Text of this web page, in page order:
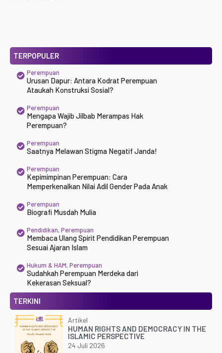
TERPOPULER
Perempuan
Urusan Dapur: Antara Kodrat Perempuan
Ataukah Konstruksi Sosial?
Perempuan
Mengapa Wajib Jilbab Merampas Hak
Perempuan?
Perempuan
Saatnya Melawan Stigma Negatif Janda!
Perempuan
Kepimimpinan Perempuan: Cara
Memperkenalkan Nilai Adil Gender Pada Anak
Perempuan
Biografi Musdah Mulia
Pendidikan,Perempuan
Membaca Ulang Spirit Pendidikan Perempuan
Sesuai Ajaran Islam
Hukum & HAM,Perempuan
Sudahkah Perempuan Merdeka dari
Kekerasan Seksual?
TERKINI
Artikel
HUMAN RIGHTS AND DEMOCRACY IN THE
ISLAMIC PERSPECTIVE
24 Juli 2026